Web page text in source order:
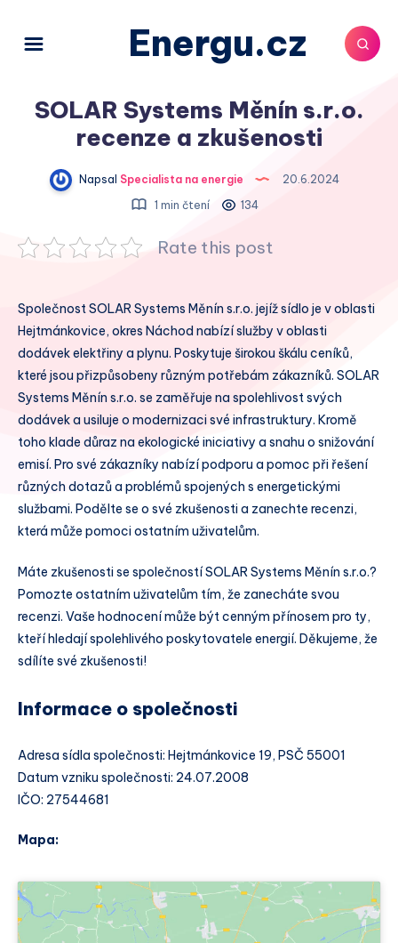
Energu.cz
SOLAR Systems Měnín s.r.o.
recenze a zkušenosti
Napsal Specialista na energie
20.6.2024
1 min čtení
134
Rate this post
Společnost SOLAR Systems Měnín s.r.o. jejíž sídlo je v oblasti
Hejtmánkovice, okres Náchod nabízí služby v oblasti
dodávek elektřiny a plynu. Poskytuje širokou škálu ceníků,
které jsou přizpůsobeny různým potřebám zákazníků. SOLAR
Systems Měnín s.r.o. se zaměřuje na spolehlivost svých
dodávek a usiluje o modernizaci své infrastruktury. Kromě
toho klade důraz na ekologické iniciativy a snahu o snižování
emisí. Pro své zákazníky nabízí podporu a pomoc při řešení
různých dotazů a problémů spojených s energetickými
službami. Podělte se o své zkušenosti a zanechte recenzi,
která může pomoci ostatním uživatelům.
Máte zkušenosti se společností SOLAR Systems Měnín s.r.o.?
Pomozte ostatním uživatelům tím, že zanecháte svou
recenzi. Vaše hodnocení může být cenným přínosem pro ty,
kteří hledají spolehlivého poskytovatele energií. Děkujeme, že
sdílíte své zkušenosti!
Informace o společnosti
Adresa sídla společnosti: Hejtmánkovice 19, PSČ 55001
Datum vzniku společnosti: 24.07.2008
IČO: 27544681
Mapa: